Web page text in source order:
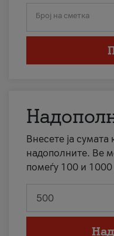
Број на сметка
Внесете ја сумата
надополните. Ве
помеѓу 100 и